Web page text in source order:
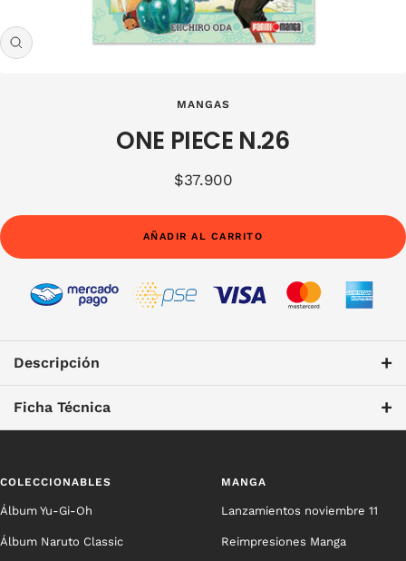
Zoom
MANGAS
ONE PIECE N.26
Precio
venta
$37.900
AÑADIR AL CARRITO
Descripción +
Ficha Técnica +
COLECCIONABLES
Álbum Yu-Gi-Oh
Álbum Naruto Classic
MANGA
Lanzamientos noviembre 11
Reimpresiones Manga